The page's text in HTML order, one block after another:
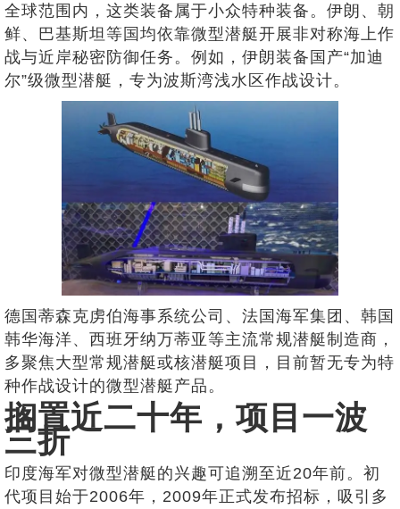
全球范围内，这类装备属于小众特种装备。伊朗、朝
鲜、巴基斯坦等国均依靠微型潜艇开展非对称海上作
战与近岸秘密防御任务。例如，伊朗装备国产“加迪
尔”级微型潜艇，专为波斯湾浅水区作战设计。
德国蒂森克虏伯海事系统公司、法国海军集团、韩国
韩华海洋、西班牙纳万蒂亚等主流常规潜艇制造商，
多聚焦大型常规潜艇或核潜艇项目，目前暂无专为特
种作战设计的微型潜艇产品。
搁置近二十年，项目一波
三折
印度海军对微型潜艇的兴趣可追溯至近20年前。初
代项目始于2006年，2009年正式发布招标，吸引多